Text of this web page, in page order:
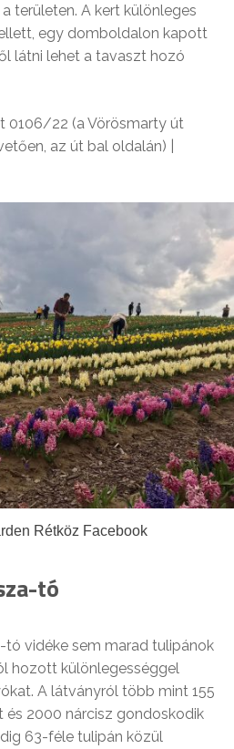
területen. A kert különleges
egy domboldalon kapott
látni lehet a tavaszt hozó
0106/22 (a Vörösmarty út
az út bal oldalán) |
Rétköz Facebook
tó
tó vidéke sem marad tulipánok
hozott különlegességgel
A látványról több mint 155
és 2000 nárcisz gondoskodik
63-féle tulipán közül